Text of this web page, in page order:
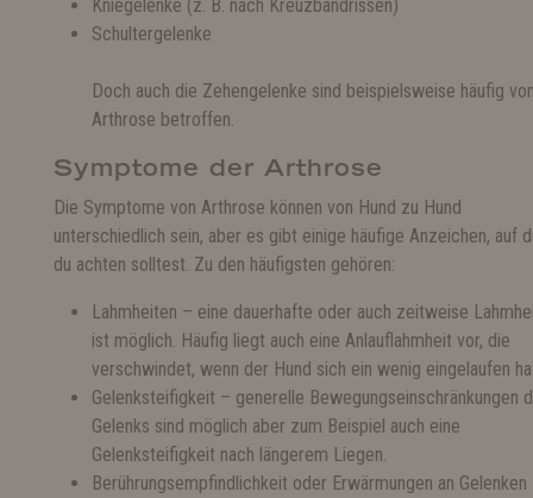
Kniegelenke (z. B. nach Kreuzbandrissen)
Schultergelenke
Doch auch die Zehengelenke sind beispielsweise häufig
Arthrose betroffen.
Symptome der Arthrose
Die Symptome von Arthrose können von Hund zu Hund
unterschiedlich sein, aber es gibt einige häufige Anzeichen, auf
du achten solltest. Zu den häufigsten gehören:
Lahmheiten – eine dauerhafte oder auch zeitweise
ist möglich. Häufig liegt auch eine Anlauflahmheit vor, die
verschwindet, wenn der Hund sich ein wenig eingelaufen
Gelenksteifigkeit – generelle Bewegungseinschränkungen
Gelenks sind möglich aber zum Beispiel auch eine
Gelenksteifigkeit nach längerem Liegen.
Berührungsempfindlichkeit oder Erwärmungen an Gelenken